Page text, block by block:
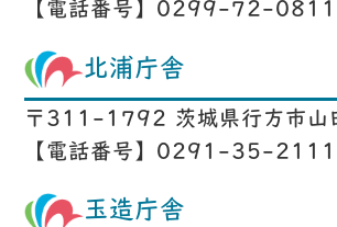
【電話番号】0299-72-0811
北浦庁舎
〒311-1792 茨城県行方市
【電話番号】0291-35-2111
玉造庁舎